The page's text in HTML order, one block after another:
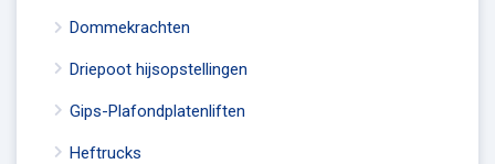
Dommekrachten
Driepoot hijsopstellingen
Gips-Plafondplatenliften
Heftrucks